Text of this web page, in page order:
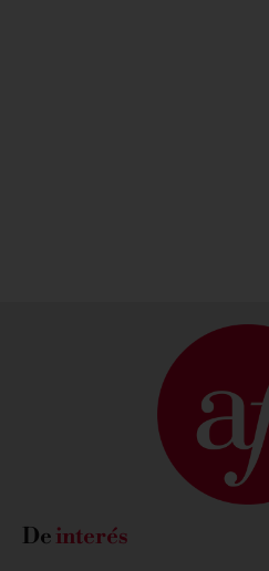
De interés